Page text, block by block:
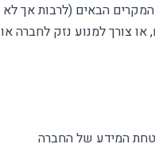
הבאים (לרבות אך לא
צורך למנוע נזק לחברה או
המידע של החברה